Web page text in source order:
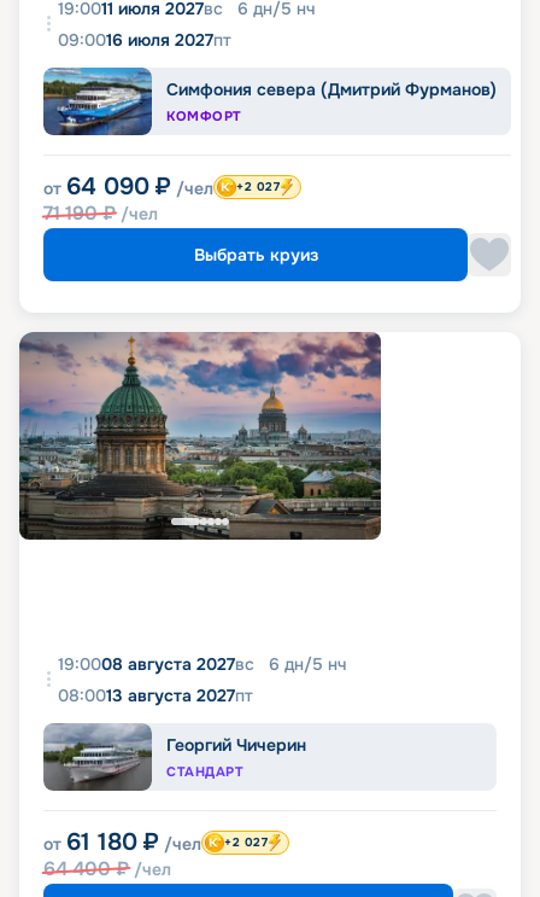
19:0011 июля 2027вс 6 дн/5 нч
09:0016 июля 2027пт
Симфония севера (Дмитрий Фурманов)
КОМФОРТ
от 64 090 ₽ /чел
71 190₽ /чел
+2 027
Выбрать круиз
19:0008 августа 2027вс 6 дн/5 нч
08:0013 августа 2027пт
Георгий Чичерин
СТАНДАРТ
от 61 180 ₽ /чел
64 400₽ /чел
+2 027